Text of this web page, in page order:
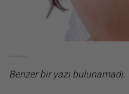
Benzer bir yazı bulunamadı.